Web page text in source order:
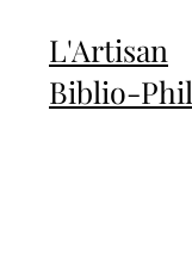
L'Artisan
Biblio-Phil